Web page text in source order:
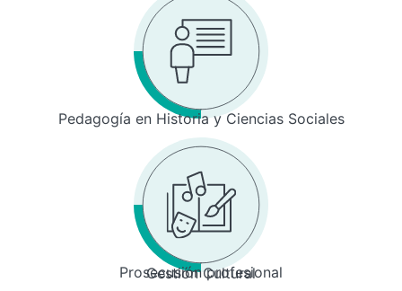
Pedagogía en Historia y Ciencias Sociales
Prosecusión profesional
Gestión Cultural